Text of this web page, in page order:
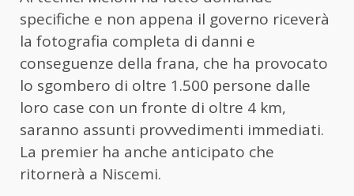
specifiche e non appena il governo riceverà
la fotografia completa di danni e
conseguenze della frana, che ha provocato
lo sgombero di oltre 1.500 persone dalle
loro case con un fronte di oltre 4 km,
saranno assunti provvedimenti immediati.
La premier ha anche anticipato che
ritornerà a Niscemi.